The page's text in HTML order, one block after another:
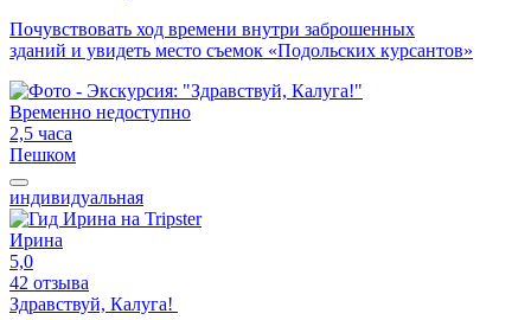
Почувствовать ход времени внутри заброшенных
зданий и увидеть место съемок «Подольских курсантов»
Временно недоступно
2,5 часа
Пешком
индивидуальная
Ирина
5,0
42 отзыва
Здравствуй, Калуга!